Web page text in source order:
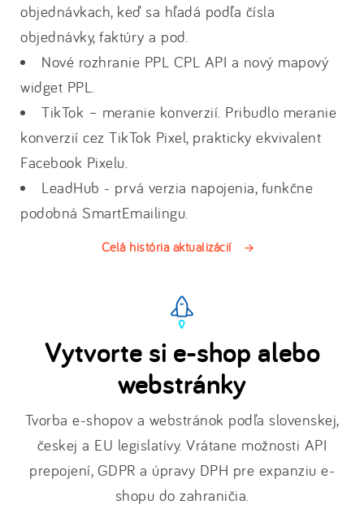
objednávkach, keď sa hľadá podľa čísla
objednávky, faktúry a pod.
Nové rozhranie PPL CPL API a nový mapový
widget PPL.
TikTok – meranie konverzií. Pribudlo meranie
konverzií cez TikTok Pixel, prakticky ekvivalent
Facebook Pixelu.
LeadHub - prvá verzia napojenia, funkčne
podobná SmartEmailingu.
Celá história aktualizácií
Vytvorte si e-shop alebo
webstránky
Tvorba e-shopov a webstránok podľa slovenskej,
českej a EU legislatívy. Vrátane možnosti API
prepojení, GDPR a úpravy DPH pre expanziu e-
shopu do zahraničia.